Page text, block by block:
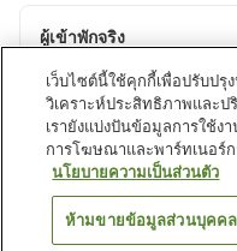
ผู้เข้าพักจริง
ไม่มีความคิดเห็นจากผู้รีวิว
รายงาน มีประโยชน์
ดูร
เว็บไซต์นี้ใช้คุกกี้เพื่อปรับปรุ
วิเคราะห์ประสิทธิภาพและป
เรายังแบ่งปันข้อมูลการใช้ง
การโฆษณาและพาร์ทเนอร์ก
นโยบายความเป็นส่วนตัว
ห้ามขายข้อมูลส่วนบุคค